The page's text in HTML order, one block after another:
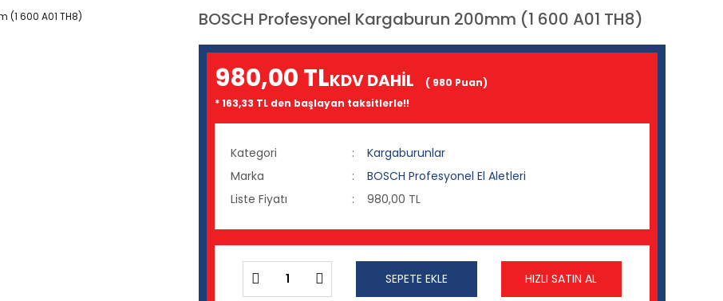
BOSCH Profesyonel Kargaburun 200mm (1 600 A01 TH8)
980,00 TLKDV DAHİL
( 980 Puan)
* 163,33 TL den başlayan taksitlerle!!
Kategori
Kargaburunlar
Marka
BOSCH Profesyonel El Aletleri
Liste Fiyatı
980,00 TL
SEPETE EKLE HIZLI SATIN AL